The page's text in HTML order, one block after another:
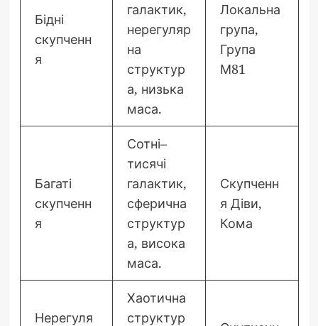
Бідні
скупченн
я
галактик,
нерегуляр
на
структур
а, низька
маса.
Локальна
група,
Група
М81
Багаті
скупченн
я
Сотні–
тисячі
галактик,
сферична
структур
а, висока
маса.
Скупченн
я Діви,
Кома
Нерегуля
Хаотична
структур